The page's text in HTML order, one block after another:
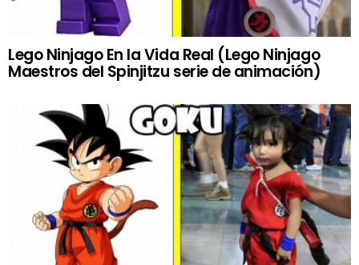
Lego Ninjago En la Vida Real (Lego Ninjago
Maestros del Spinjitzu serie de animación)